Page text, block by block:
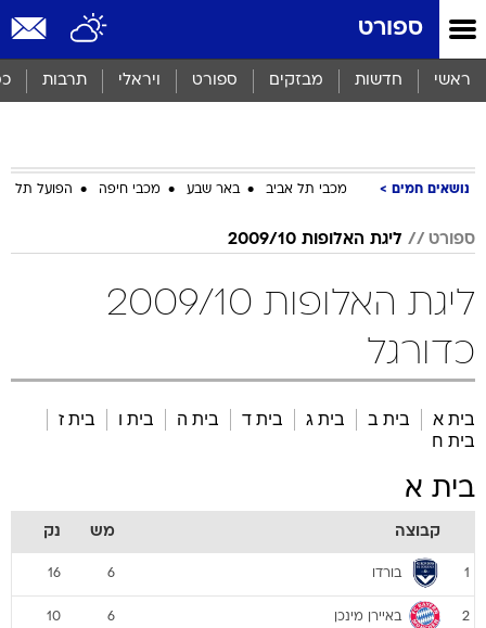
ספורט
ראשי חדשות מבזקים ספורט ויראלי תרבות
נושאים חמים מכבי תל אביב באר שבע מכבי חיפה הפועל תל
ספורט ליגת האלופות 2009/10
ליגת האלופות 2009/10
כדורגל
בית א בית ב בית ג בית ד בית ה בית ו
בית ז
בית ח
בית א
קבוצה מש נק
1 בורדו 6
16
2 באיירן מינכן 6
10